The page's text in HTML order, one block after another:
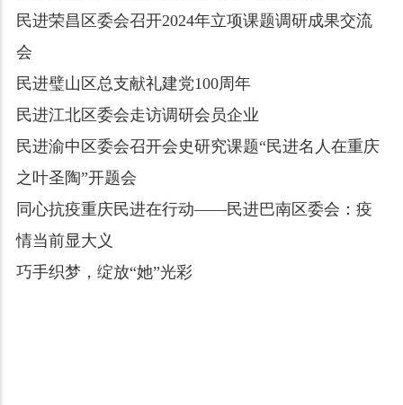
民进荣昌区委会召开2024年立项课题调研成果交流
会
民进璧山区总支献礼建党100周年
民进江北区委会走访调研会员企业
民进渝中区委会召开会史研究课题“民进名人在重庆
之叶圣陶”开题会
同心抗疫重庆民进在行动——民进巴南区委会：疫
情当前显大义
巧手织梦，绽放“她”光彩